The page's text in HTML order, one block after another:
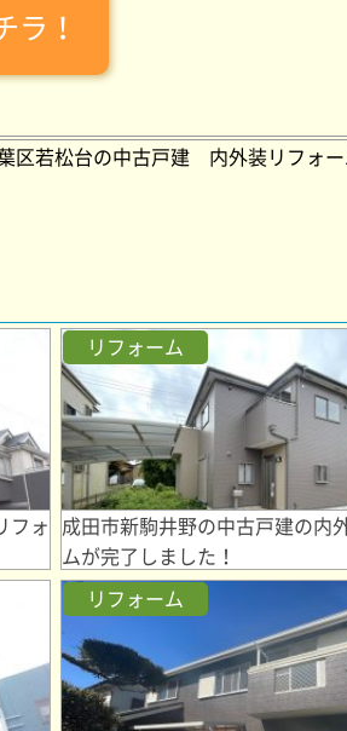
ラ！
区若松台の中古戸建 内外装リフォー
フォ
リフォーム
成田市新駒井野の中古戸建の内
ムが完了しました！
リフォーム